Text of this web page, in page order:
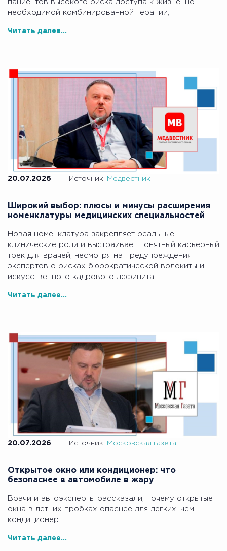
пациентов высокого риска доступа к жизненно
необходимой комбинированной терапии,
Читать далее...
20.07.2026 Источник: Медвестник
Широкий выбор: плюсы и минусы расширения
номенклатуры медицинских специальностей
Новая номенклатура закрепляет реальные
клинические роли и выстраивает понятный карьерный
трек для врачей, несмотря на предупреждения
экспертов о рисках бюрократической волокиты и
искусственного кадрового дефицита.
Читать далее...
20.07.2026 Источник: Московская газета
Открытое окно или кондиционер: что
безопаснее в автомобиле в жару
Врачи и автоэксперты рассказали, почему открытые
окна в летних пробках опаснее для лёгких, чем
кондиционер
Читать далее...